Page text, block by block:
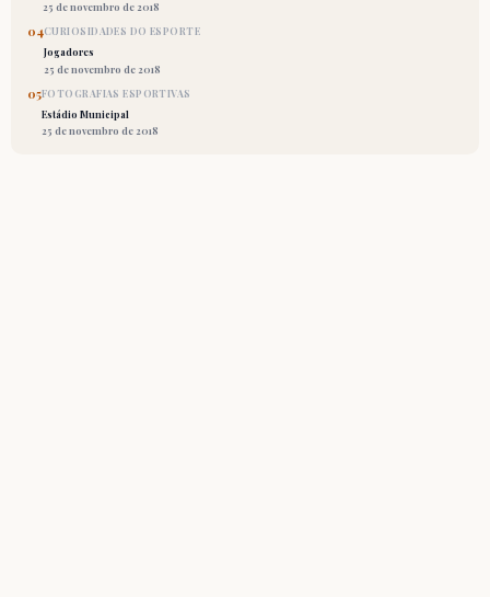
25 de novembro de 2018
04CURIOSIDADES DO ESPORTE
Jogadores
25 de novembro de 2018
05FOTOGRAFIAS ESPORTIVAS
Estádio Municipal
25 de novembro de 2018